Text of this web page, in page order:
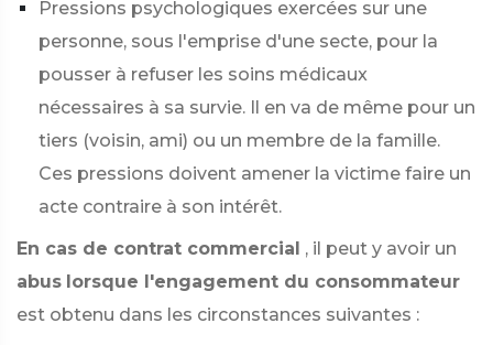
Pressions psychologiques exercées sur une
personne, sous l'emprise d'une secte, pour la
pousser à refuser les soins médicaux
nécessaires à sa survie. Il en va de même pour un
tiers (voisin, ami) ou un membre de la famille.
Ces pressions doivent amener la victime faire un
acte contraire à son intérêt.
En cas de contrat commercial , il peut y avoir un
abus lorsque l'engagement du consommateur
est obtenu dans les circonstances suivantes :